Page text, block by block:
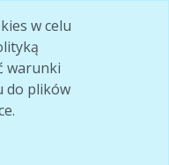
w celu
warunki
do plików